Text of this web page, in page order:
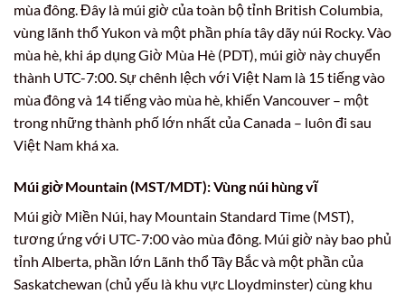
mùa đông. Đây là múi giờ của toàn bộ tỉnh British Columbia,
vùng lãnh thổ Yukon và một phần phía tây dãy núi Rocky. Vào
mùa hè, khi áp dụng Giờ Mùa Hè (PDT), múi giờ này chuyển
thành UTC-7:00. Sự chênh lệch với Việt Nam là 15 tiếng vào
mùa đông và 14 tiếng vào mùa hè, khiến Vancouver – một
trong những thành phố lớn nhất của Canada – luôn đi sau
Việt Nam khá xa.
Múi giờ Mountain (MST/MDT): Vùng núi hùng vĩ
Múi giờ Miền Núi, hay Mountain Standard Time (MST),
tương ứng với UTC-7:00 vào mùa đông. Múi giờ này bao phủ
tỉnh Alberta, phần lớn Lãnh thổ Tây Bắc và một phần của
Saskatchewan (chủ yếu là khu vực Lloydminster) cùng khu